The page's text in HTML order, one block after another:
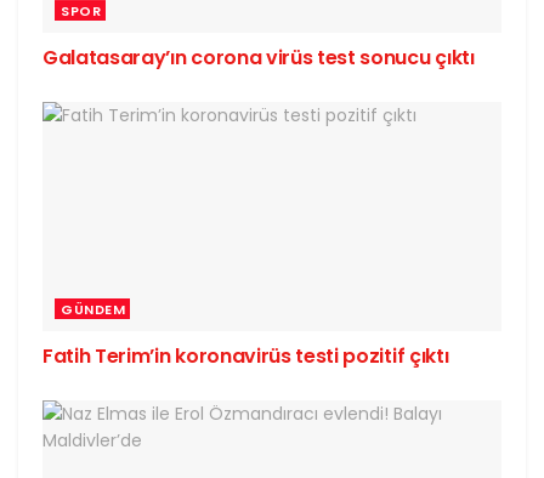
SPOR
Galatasaray’ın corona virüs test sonucu çıktı
GÜNDEM
Fatih Terim’in koronavirüs testi pozitif çıktı